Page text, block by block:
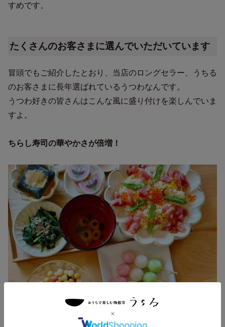
すめです。
たくさんのお客さまに選んでいただいています
冒頭でもご紹介したとおり、当店のロングセラー、うちる
のお客さまに長年選ばれているうつわなんです。
うつわ好きの皆さんはこんな風に盛り付けを楽しんでいま
すよ。
ちらし寿司の華やかさが倍増！